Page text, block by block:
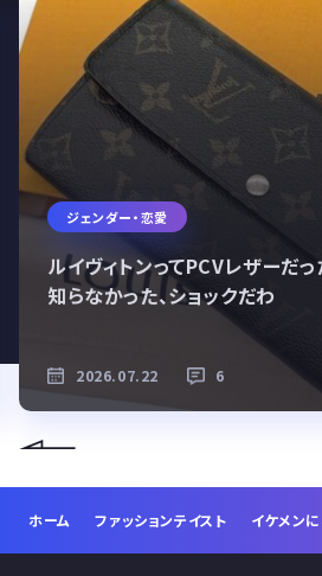
ジェンダー・恋愛
ルイヴィトンってPCVレザーだ
知らなかった、ショックだわ
2026.07.22 6
ホーム ファッションテイスト イケメン